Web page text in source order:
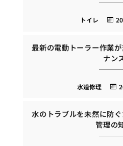
トイレ
最新の電動トーラー作業
ナン
水道修理
水のトラブルを未然に防
管理の